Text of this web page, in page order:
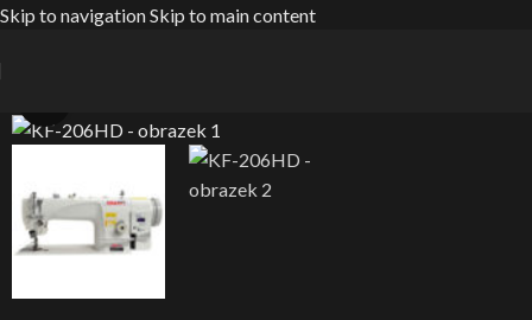
Skip to navigationSkip to main content